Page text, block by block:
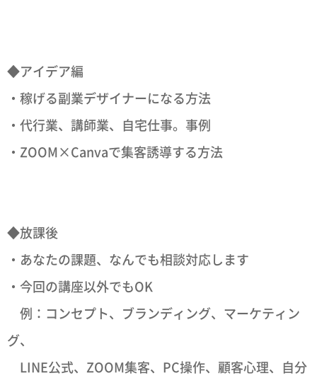
◆アイデア編
・稼げる副業デザイナーになる方法
・代行業、講師業、自宅仕事。事例
・ZOOM×Canvaで集客誘導する方法
◆放課後
・あなたの課題、なんでも相談対応します
・今回の講座以外でもOK
例：コンセプト、ブランディング、マーケティン
グ、
LINE公式、ZOOM集客、PC操作、顧客心理、自分